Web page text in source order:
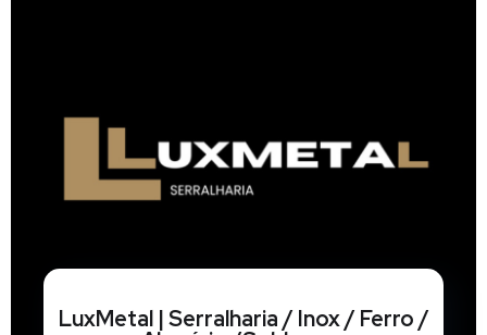
LuxMetal | Serralharia / Inox / Ferro /